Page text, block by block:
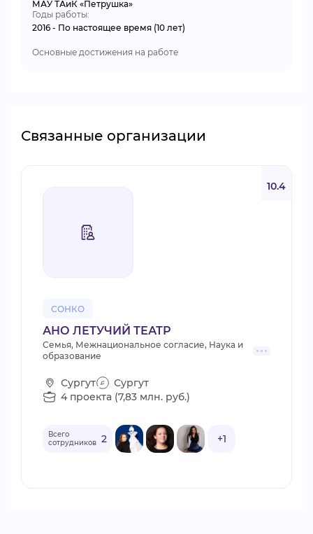
МАУ ТАиК «Петрушка»
Годы работы:
2016 - По настоящее время (10 лет)
Основные достижения на работе
Связанные организации
СОНКО
10.4
АНО ЛЕТУЧИЙ ТЕАТР
Семья, Межнациональное согласие, Наука и
образование
Сургут
Сургут
4 проекта (7,83 млн. руб.)
Всего
сотрудников 2 +1